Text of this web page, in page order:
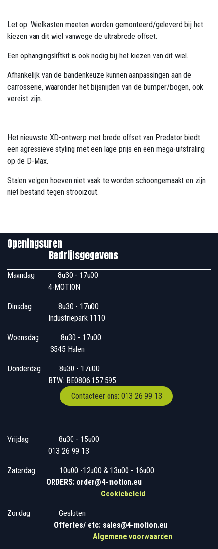
Let op: Wielkasten moeten worden gemonteerd/geleverd bij het
kiezen van dit wiel vanwege de ultrabrede offset.
Een ophangingsliftkit is ook nodig bij het kiezen van dit wiel.
Afhankelijk van de bandenkeuze kunnen aanpassingen aan de
carrosserie, waaronder het bijsnijden van de bumper/bogen, ook
vereist zijn.
Het nieuwste XD-ontwerp met brede offset van Predator biedt
een agressieve styling met een lage prijs en een mega-uitstraling
op de D-Max.
Stalen velgen hoeven niet vaak te worden schoongemaakt en zijn
niet bestand tegen strooizout.
Openingsuren
Bedrijfsgegevens
Maandag
​8u30 - 17u00
4-MOTION
Dinsdag
​8u30 - 17u00
Industriepark 1110
Woensdag
​​​ 8u30 - 17u00
3545 Halen
Donderdag
​​8u30 - 17u00
BTW: BE0806.157.595
Contacteer ons: 013 26 99 13
Vrijdag
​8u30 - 15u00
013 26 99 13
Zaterdag
​10u00 -12u00 & 13u00 - 16u00
ORDERS: order@4-motion.eu
Cookiebeleid
Zondag
​​Gesloten
Offertes/ etc: sales@4-motion.eu
Algemene voorwaarden